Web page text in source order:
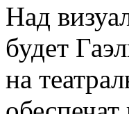
Над
будет
на